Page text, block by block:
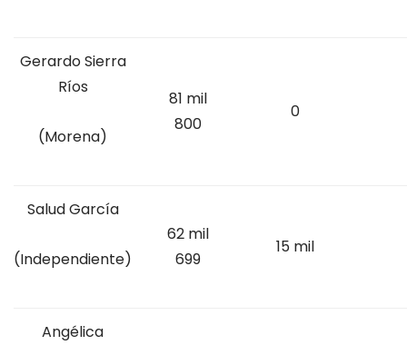
Gerardo Sierra
Ríos
(Morena)
81 mil
800
0
Salud García
(Independiente)
62 mil
699
15 mil
Angélica